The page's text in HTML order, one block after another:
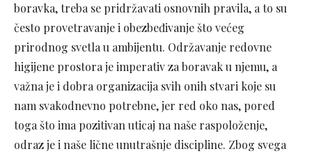
boravka, treba se pridržavati osnovnih pravila, a to su
često provetravanje i obezbeđivanje što većeg
prirodnog svetla u ambijentu. Održavanje redovne
higijene prostora je imperativ za boravak u njemu, a
važna je i dobra organizacija svih onih stvari koje su
nam svakodnevno potrebne, jer red oko nas, pored
toga što ima pozitivan uticaj na naše raspoloženje,
odraz je i naše lične unutrašnje discipline. Zbog svega